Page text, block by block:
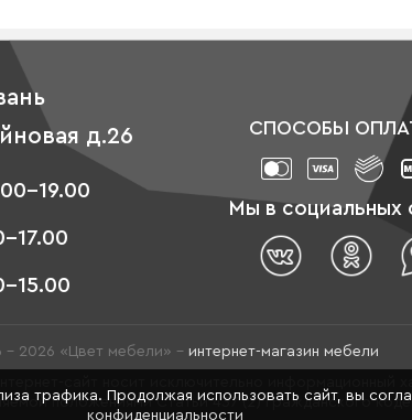
д.26
19.00
17.00
15.00
СПОСОБЫ
Мы в социальных
- 2026 «Цвет мебели» – интернет-магазин мебели
положениями Статьи 437 (2) Гражданского
трафика. Продолжая использовать сайт, вы
конфиденциальности